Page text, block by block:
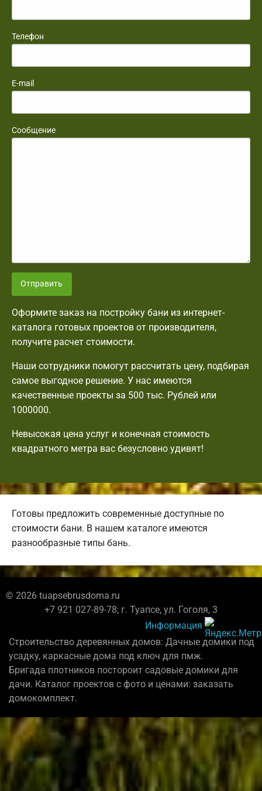
Телефон
E-mail
Сообщение
Отправить
Оформите заказ на постройку бани из интернет-
каталога готовых проектов от производителя,
получите расчет стоимости.
Наши сотрудники помогут рассчитать цену, подбирая
самое выгодное решение. У нас имеются
качественные проекты за 500 тыс. Рублей или
1000000.
Невысокая цена услуг и конечная стоимость
квадратного метра вас безусловно удивят!
Готовы предложить современные доступные по
стоимости бани. В нашем каталоге имеются
разнообразные типы бань.
© 2026 tuapsebrusdoma.ru
+7 921 027-89-78; г. Туапсе, ул. Гоголя, 3
Информация
Строительство деревянных домов: Дачные домики под
усадку, каркасные дома под ключ для пмж.
Бригада плотников постороит садовые домики для
дачи. Каталог проектов с фото и ценами: заказать
домокомплект.